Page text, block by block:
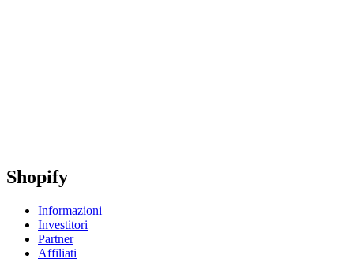
Shopify
Informazioni
Investitori
Partner
Affiliati